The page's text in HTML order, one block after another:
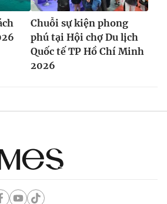
Chuỗi sự kiện phong
phú tại Hội chợ Du lịch
Quốc tế TP Hồ Chí Minh
2026